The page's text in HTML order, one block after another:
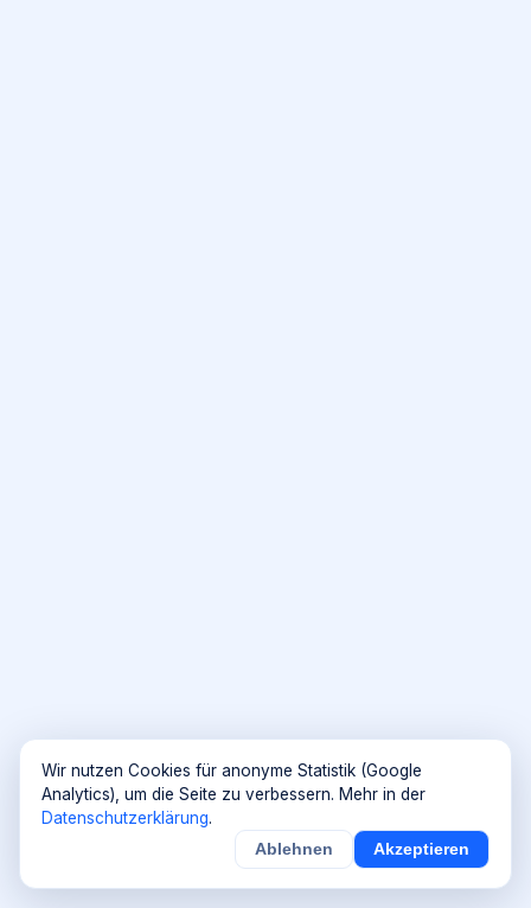
Wir nutzen Cookies für anonyme Statistik (Google
Analytics), um die Seite zu verbessern. Mehr in der
Datenschutzerklärung.
Ablehnen Akzeptieren